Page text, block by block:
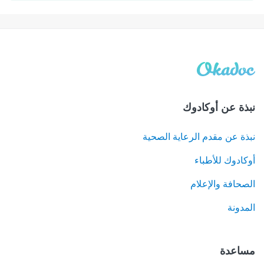
نبذة عن أوكادوك
نبذة عن مقدم الرعاية الصحية
أوكادوك للأطباء
الصحافة والإعلام
المدونة
مساعدة